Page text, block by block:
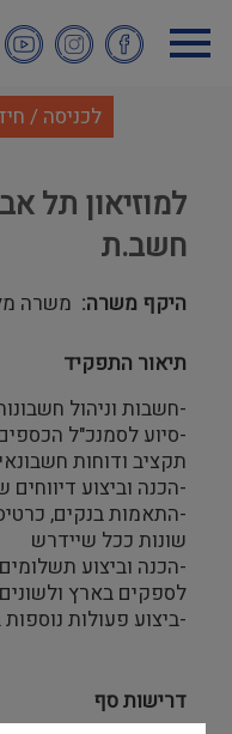
לתוכן
העיקרי
לכניסה /
למוזיאון תל
חשב.ת
היקף משרה משרה
תיאור התפקיד
-חשבות וניהול
-סיוע לסמנכ"ל
תקציב ודוחות
-הכנה וביצוע
-התאמות בנקים,
שונות ככל שיידרש
-הכנה וביצוע
לספקים בארץ ולשונים
-ביצוע פעולות
דרישות סף